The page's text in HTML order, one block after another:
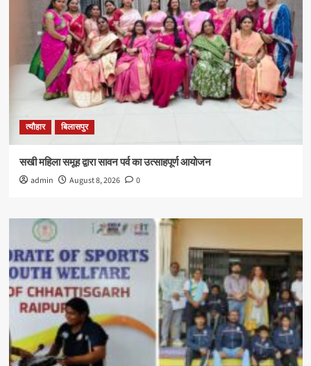
त्यौहार बिलासपुर
सखी महिला समूह द्वारा सावन पर्व का उत्साहपूर्ण आयोजन
admin August 8, 2026 0